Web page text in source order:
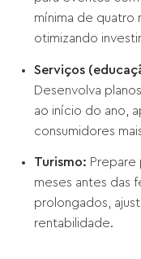
mínima de quatro
otimizando
Serviços
Desenvolva
ao início do ano,
consumidores
Turismo:
meses antes das
prolongados,
rentabilidade.